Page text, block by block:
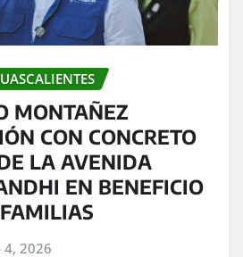
MONTAÑEZ
CON CONCRETO
LA AVENIDA
EN BENEFICIO
4, 2026